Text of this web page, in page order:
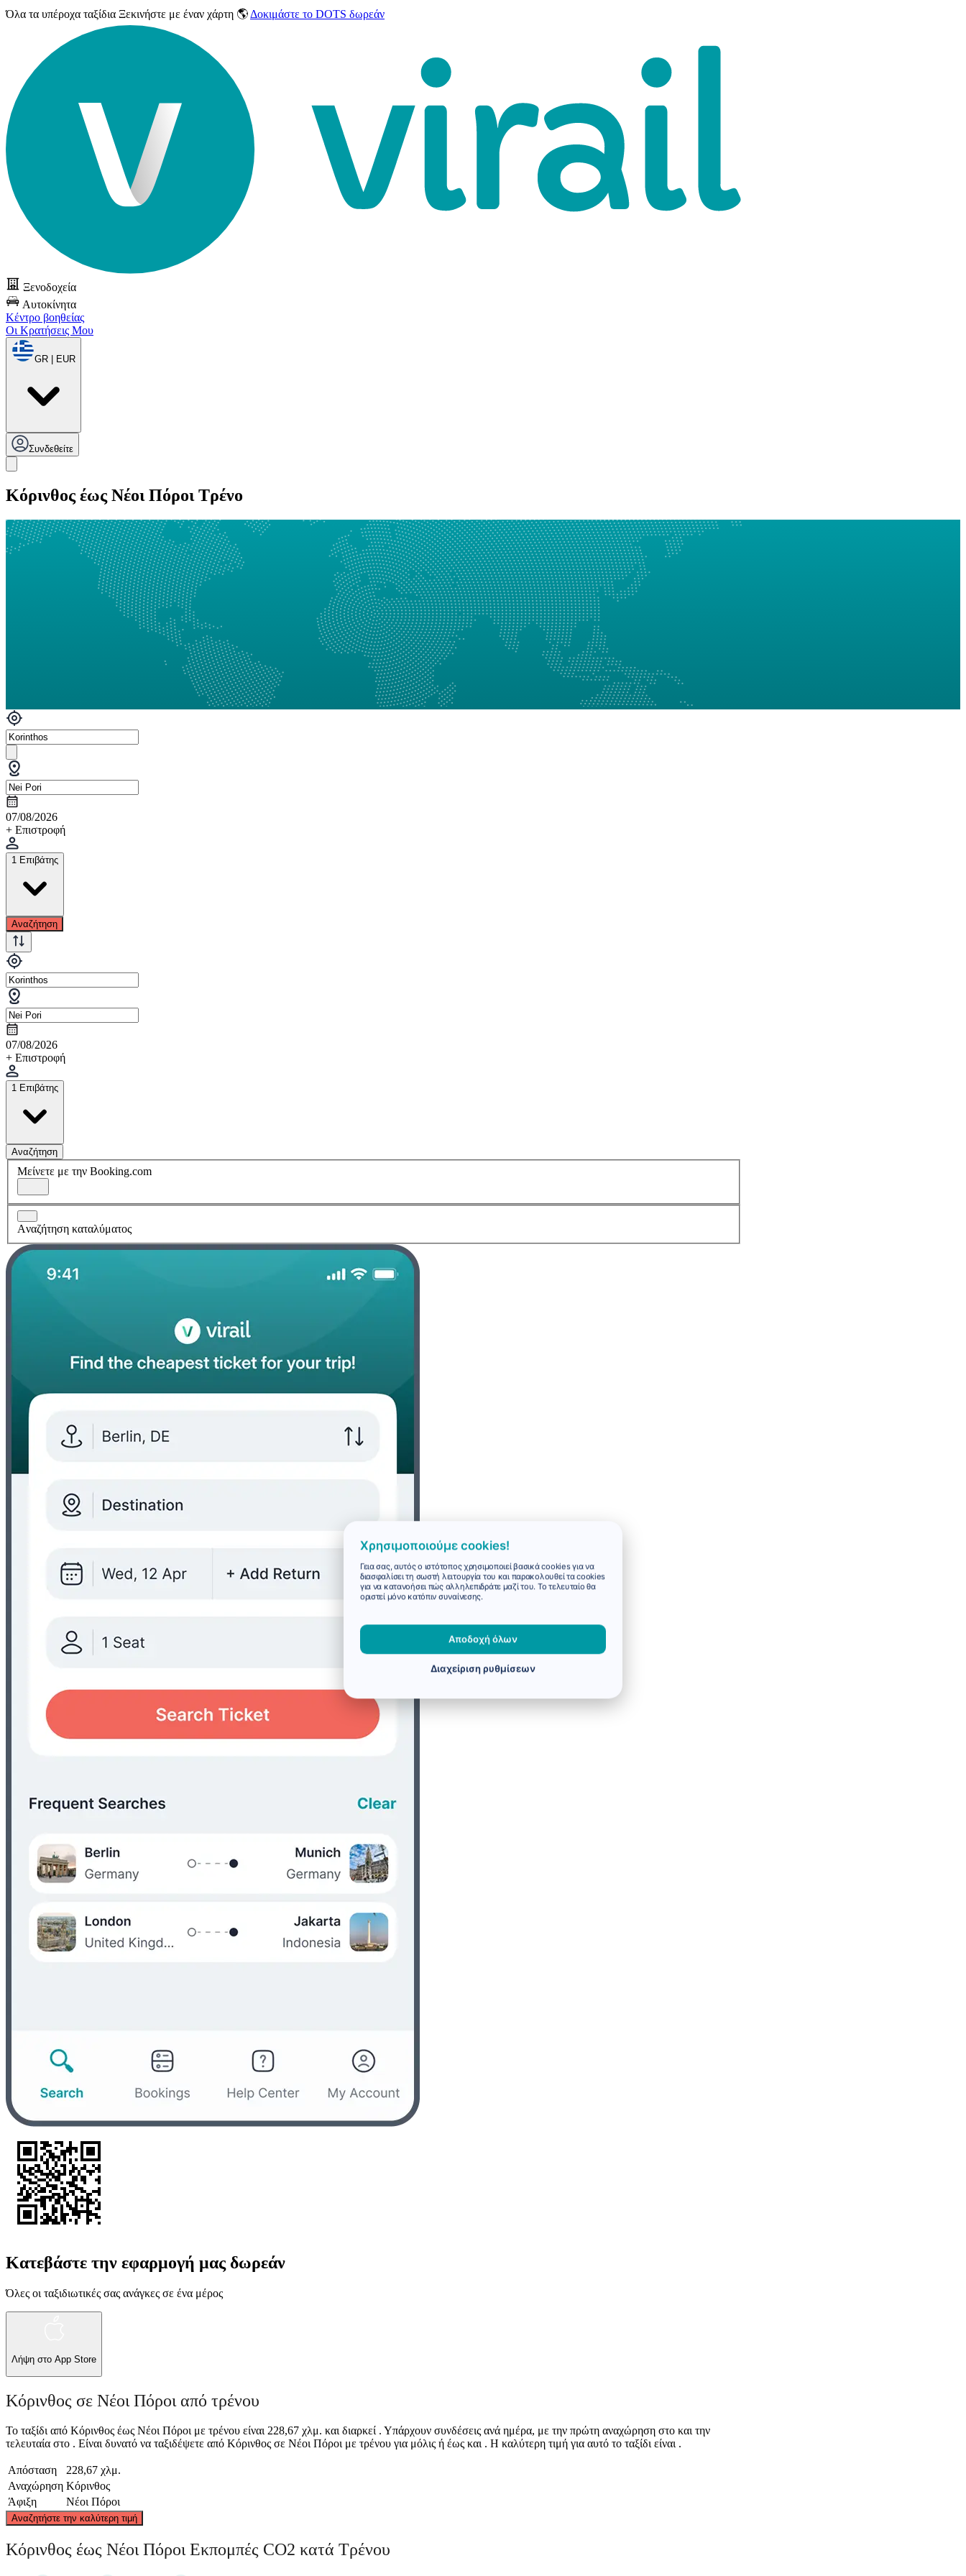
Όλα τα υπέροχα ταξίδια Ξεκινήστε με έναν χάρτη 🌎 Δοκιμάστε το DOTS δωρεάν
Ξενοδοχεία
Αυτοκίνητα
Κέντρο βοηθείας
Οι Κρατήσεις Μου
GR | EUR
Συνδεθείτε
Κόρινθος έως Νέοι Πόροι Τρένο
07/08/2026
+ Επιστροφή
1 Επιβάτης
Αναζήτηση
07/08/2026
+ Επιστροφή
1 Επιβάτης
Αναζήτηση
Μείνετε με την Booking.com
Aναζήτηση καταλύματος
Κατεβάστε την εφαρμογή μας δωρεάν
Όλες οι ταξιδιωτικές σας ανάγκες σε ένα μέρος
Λήψη στο App Store
Κόρινθος σε Νέοι Πόροι από τρένου
Το ταξίδι από Κόρινθος έως Νέοι Πόροι με τρένου είναι 228,67 χλμ. και διαρκεί . Υπάρχουν συνδέσεις ανά ημέρα, με την πρώτη αναχώρηση στο και την
τελευταία στο . Είναι δυνατό να ταξιδέψετε από Κόρινθος σε Νέοι Πόροι με τρένου για μόλις ή έως και . Η καλύτερη τιμή για αυτό το ταξίδι είναι .
Απόσταση
228,67 χλμ.
Αναχώρηση Κόρινθος
Άφιξη
Νέοι Πόροι
Αναζητήστε την καλύτερη τιμή
Κόρινθος έως Νέοι Πόροι Εκπομπές CO2 κατά Τρένου
Χρησιμοποιούμε cookies!
Γεια σας, αυτός ο ιστότοπος χρησιμοποιεί βασικά cookies για να
διασφαλίσει τη σωστή λειτουργία του και παρακολουθεί τα cookies
για να κατανοήσει πώς αλληλεπιδράτε μαζί του. Το τελευταίο θα
οριστεί μόνο κατόπιν συναίνεσης.
Αποδοχή όλων
Διαχείριση ρυθμίσεων